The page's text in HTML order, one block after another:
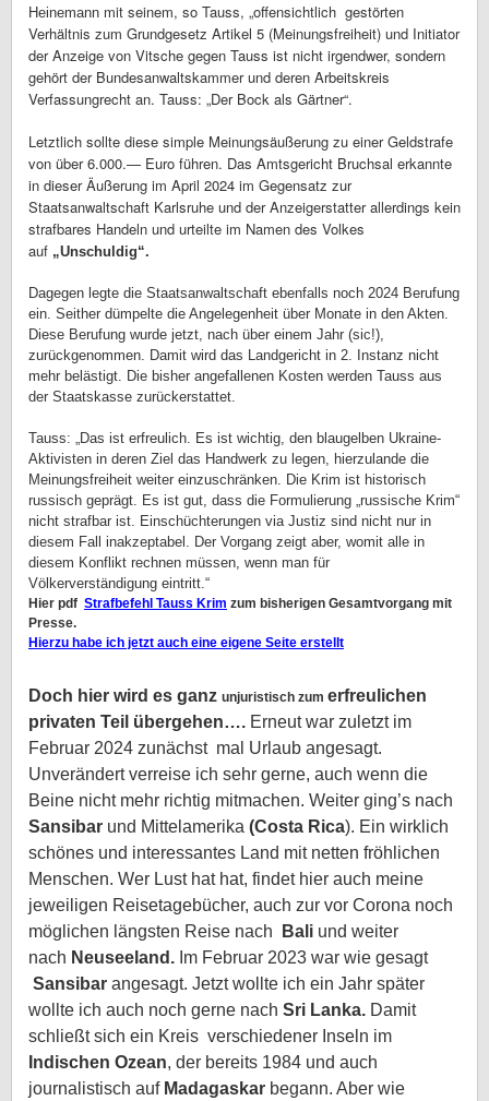
Heinemann mit seinem, so Tauss, „offensichtlich gestörten
Verhältnis zum Grundgesetz Artikel 5 (Meinungsfreiheit) und Initiator
der Anzeige von Vitsche gegen Tauss ist nicht irgendwer, sondern
gehört der Bundesanwaltskammer und deren Arbeitskreis
Verfassungrecht an. Tauss: „Der Bock als Gärtner“.
Letztlich sollte diese simple Meinungsäußerung zu einer Geldstrafe
von über 6.000.— Euro führen. Das Amtsgericht Bruchsal erkannte
in dieser Äußerung im April 2024 im Gegensatz zur
Staatsanwaltschaft Karlsruhe und der Anzeigerstatter allerdings kein
strafbares Handeln und urteilte im Namen des Volkes
auf „Unschuldig“.
Dagegen legte die Staatsanwaltschaft ebenfalls noch 2024 Berufung
ein. Seither dümpelte die Angelegenheit über Monate in den Akten.
Diese Berufung wurde jetzt, nach über einem Jahr (sic!),
zurückgenommen. Damit wird das Landgericht in 2. Instanz nicht
mehr belästigt. Die bisher angefallenen Kosten werden Tauss aus
der Staatskasse zurückerstattet.
Tauss: „Das ist erfreulich. Es ist wichtig, den blaugelben Ukraine-
Aktivisten in deren Ziel das Handwerk zu legen, hierzulande die
Meinungsfreiheit weiter einzuschränken. Die Krim ist historisch
russisch geprägt. Es ist gut, dass die Formulierung „russische Krim“
nicht strafbar ist. Einschüchterungen via Justiz sind nicht nur in
diesem Fall inakzeptabel. Der Vorgang zeigt aber, womit alle in
diesem Konflikt rechnen müssen, wenn man für
Völkerverständigung eintritt.“
Hier pdf Strafbefehl Tauss Krim zum bisherigen Gesamtvorgang mit
Presse.
Hierzu habe ich jetzt auch eine eigene Seite erstellt
Doch hier wird es ganz unjuristisch zum erfreulichen
privaten Teil übergehen…. Erneut war zuletzt im
Februar 2024 zunächst mal Urlaub angesagt.
Unverändertverreise ich sehr gerne, auch wenn die
Beine nicht mehr richtig mitmachen. Weiter ging’s nach
Sansibar und Mittelamerika (Costa Rica). Ein wirklich
schönes und interessantes Land mit netten fröhlichen
Menschen. Wer Lust hat hat, findet hier auch meine
jeweiligen Reisetagebücher, auch zur vor Corona noch
möglichen längsten Reise nach
Bali und weiter
nach Neuseeland. Im Februar 2023 war wie gesagt
Sansibar angesagt. Jetzt wollte ich ein Jahr später
wollte ich auch noch gerne nach Sri Lanka. Damit
schließt sich ein Kreis verschiedener Inseln im
Indischen Ozean, der bereits 1984 und auch
journalistisch auf Madagaskar begann. Aber wie